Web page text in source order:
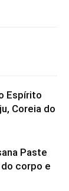
Espírito
Coreia do
Paste
corpo e